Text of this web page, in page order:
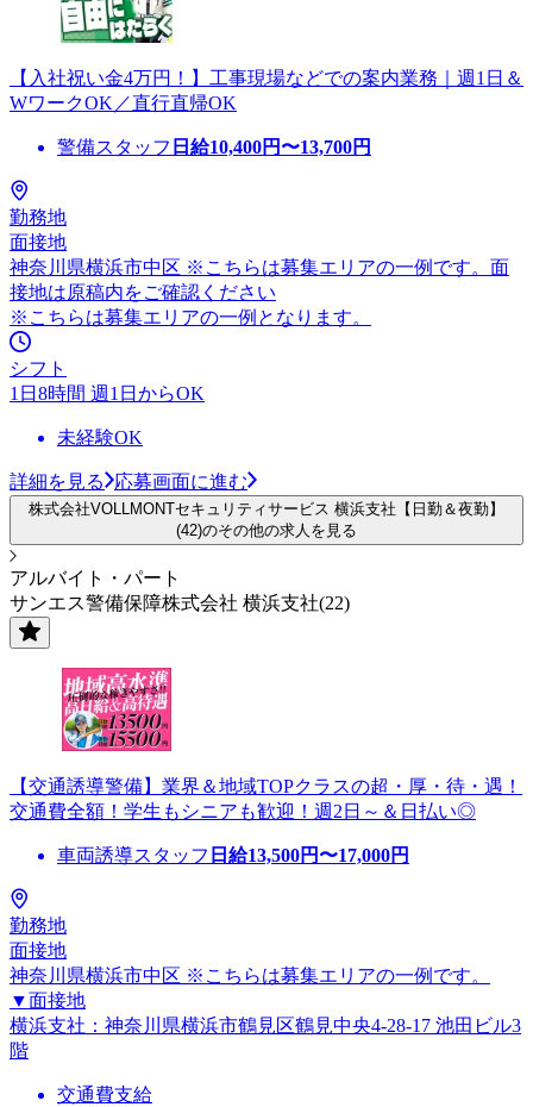
【入社祝い金4万円！】工事現場などでの案内業務｜週1日＆
WワークOK／直行直帰OK
警備スタッフ 日給10,400円〜13,700円
勤務地
面接地
神奈川県横浜市中区 ※こちらは募集エリアの一例です。面
接地は原稿内をご確認ください
※こちらは募集エリアの一例となります。
シフト
1日8時間 週1日からOK
未経験OK
詳細を見る 応募画面に進む
株式会社VOLLMONTセキュリティサービス 横浜支社【日勤＆夜勤】
(42)のその他の求人を見る
アルバイト・パート
サンエス警備保障株式会社 横浜支社(22)
【交通誘導警備】業界＆地域TOPクラスの超・厚・待・遇！
交通費全額！学生もシニアも歓迎！週2日～＆日払い◎
車両誘導スタッフ 日給13,500円〜17,000円
勤務地
面接地
神奈川県横浜市中区 ※こちらは募集エリアの一例です。
▼面接地
横浜支社：神奈川県横浜市鶴見区鶴見中央4-28-17 池田ビル3
階
交通費支給